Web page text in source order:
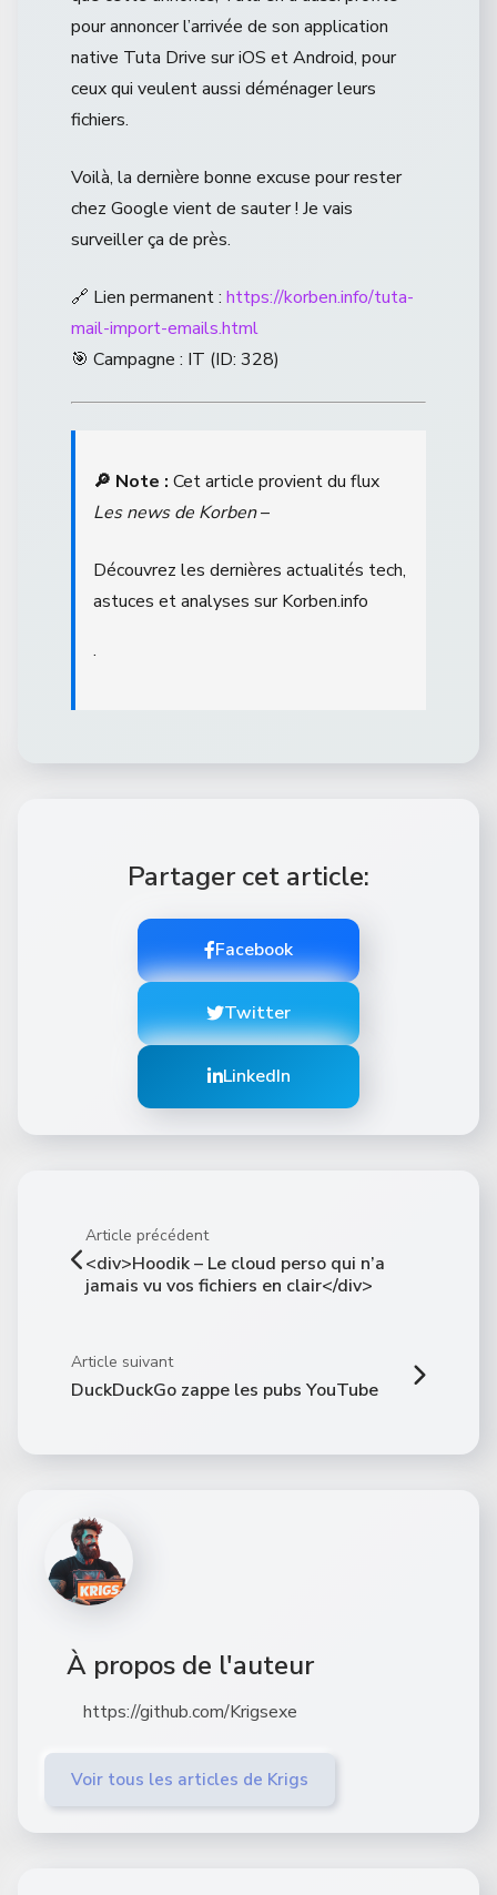
pour annoncer l’arrivée de son application
native Tuta Drive sur iOS et Android, pour
ceux qui veulent aussi déménager leurs
fichiers.
Voilà, la dernière bonne excuse pour rester
chez Google vient de sauter ! Je vais
surveiller ça de près.
🔗 Lien permanent : https://korben.info/tuta-
mail-import-emails.html
🎯 Campagne : IT (ID: 328)
🔎 Note : Cet article provient du flux
Les news de Korben–
Découvrez les dernières actualités tech,
astuces et analyses sur Korben.info
.
Partager cet article:
Facebook
Twitter
LinkedIn
Article précédent
<div>Hoodik – Le cloud perso qui n’a
jamais vu vos fichiers en clair</div>
Article suivant
DuckDuckGo zappe les pubs YouTube
À propos de l'auteur
https://github.com/Krigsexe
Voir tous les articles de Krigs